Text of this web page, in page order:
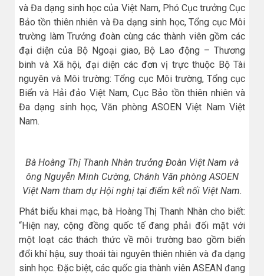
và Đa dạng sinh học của Việt Nam, Phó Cục trưởng Cục
Bảo tồn thiên nhiên và Đa dạng sinh học, Tổng cục Môi
trường làm Trưởng đoàn cùng các thành viên gồm các
đại diện của Bộ Ngoại giao, Bộ Lao động – Thương
binh và Xã hội, đại diện các đơn vị trực thuộc Bộ Tài
nguyên và Môi trường: Tổng cục Môi trường, Tổng cục
Biển và Hải đảo Việt Nam, Cục Bảo tồn thiên nhiên và
Đa dạng sinh học, Văn phòng ASOEN Việt Nam Việt
Nam.
Bà Hoàng Thị Thanh Nhàn trưởng Đoàn Việt Nam và
ông Nguyễn Minh Cường, Chánh Văn phòng ASOEN
Việt Nam tham dự Hội nghị tại điểm kết nối Việt Nam.
Phát biểu khai mạc, bà Hoàng Thị Thanh Nhàn cho biết:
“Hiện nay, cộng đồng quốc tế đang phải đối mặt với
một loạt các thách thức về môi trường bao gồm biến
đổi khí hậu, suy thoái tài nguyên thiên nhiên và đa dạng
sinh học. Đặc biệt, các quốc gia thành viên ASEAN đang